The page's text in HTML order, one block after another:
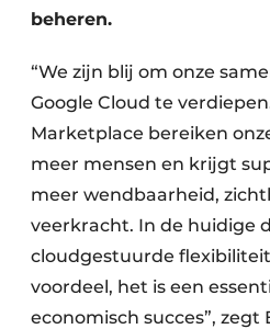
beheren.
“We zijn blij om onze
Google Cloud te
Marketplace bereiken
meer mensen en krijgt
meer wendbaarheid,
veerkracht. In de huidige
cloudgestuurde
voordeel, het is een
economisch succes”, zegt